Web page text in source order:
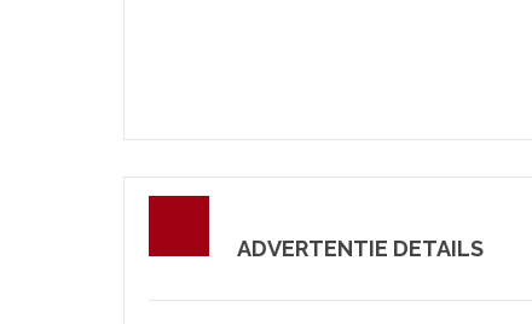
ADVERTENTIE DETAILS